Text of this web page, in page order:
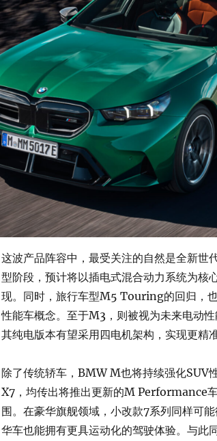
这波产品阵容中，最受关注的自然是全新
型阶段，预计将以插电式混合动力系统为核
现。同时，旅行车型M5 Touring的回归，
性能车概念。至于M3，则被视为未来电动
其纯电版本有望采用四电机架构，实现更精
除了传统轿车，BMW M也将持续强化SUV
X7，均传出将推出更新的M Performance
围。在豪华旗舰领域，小改款7系列同样可
华车也能拥有更具运动化的驾驶体验。与此